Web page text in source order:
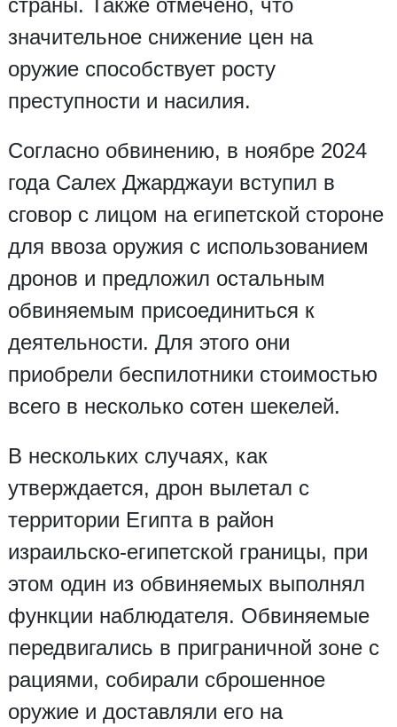
страны. Также отмечено, что
значительное снижение цен на
оружие способствует росту
преступности и насилия.
Согласно обвинению, в ноябре 2024
года Салех Джарджауи вступил в
сговор с лицом на египетской стороне
для ввоза оружия с использованием
дронов и предложил остальным
обвиняемым присоединиться к
деятельности. Для этого они
приобрели беспилотники стоимостью
всего в несколько сотен шекелей.
В нескольких случаях, как
утверждается, дрон вылетал с
территории Египта в район
израильско-египетской границы, при
этом один из обвиняемых выполнял
функции наблюдателя. Обвиняемые
передвигались в приграничной зоне с
рациями, собирали сброшенное
оружие и доставляли его на